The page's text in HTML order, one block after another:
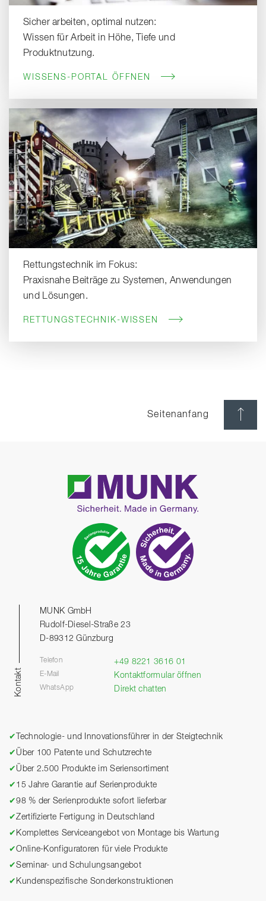
Sicher arbeiten, optimal nutzen:
Wissen für Arbeit in Höhe, Tiefe und
Produktnutzung.
WISSENS-PORTAL ÖFFNEN
Rettungstechnik im Fokus:
Praxisnahe Beiträge zu Systemen, Anwendungen
und Lösungen.
RETTUNGSTECHNIK-WISSEN
Seitenanfang
Kontakt
MUNK GmbH
Rudolf-Diesel-Straße 23
D-89312 Günzburg
Telefon +49 8221 3616 01
E-Mail Kontaktformular öffnen
WhatsApp Direkt chatten
✔
Technologie- und Innovationsführer in der Steigtechnik
✔ Über 100 Patente und Schutzrechte
✔ Über 2.500 Produkte im Seriensortiment
✔ 15 Jahre Garantie auf Serienprodukte
✔98 % der Serienprodukte sofort lieferbar
✔Zertifizierte Fertigung in Deutschland
✔ Komplettes Serviceangebot von Montage bis Wartung
✔Online-Konfiguratoren für viele Produkte
✔Seminar- und Schulungsangebot
✔ Kundenspezifische Sonderkonstruktionen